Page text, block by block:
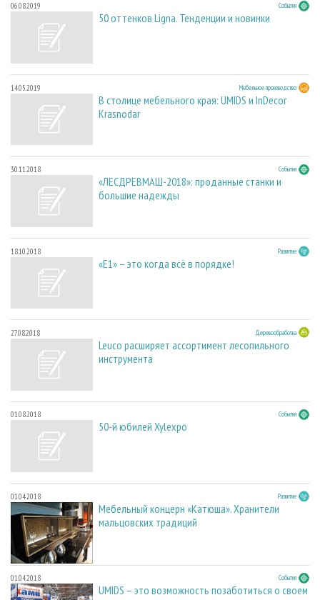
06.08.2019 События
50 оттенков Ligna. Тенденции и новинки
14.05.2019 Мебельное производство
В столице мебельного края: UMIDS и InDecor
Krasnodar
30.11.2018 События
«ЛЕСДРЕВМАШ-2018»: проданные станки и
большие надежды
18.10.2018 Развитие
«Е1» – это когда всё в порядке!
27.08.2018 Деревообработка
Leuco расширяет ассортимент лесопильного
инструмента
01.08.2018 События
50-й юбилей Xylexpo
01.04.2018 Развитие
Мебельный концерн «Катюша». Хранители
мальцовских традиций
01.04.2018 События
UMIDS – это возможность позаботиться о своем